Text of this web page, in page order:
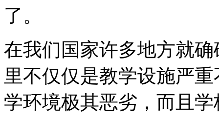
了。
在我们国家许多地方就
里不仅仅是教学设施严
学环境极其恶劣，而且